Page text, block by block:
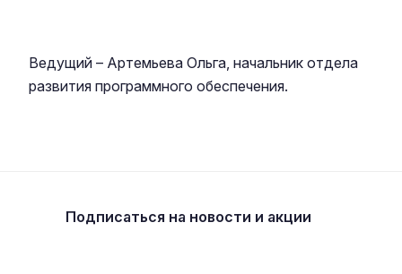
Ведущий – Артемьева Ольга, начальник отдела
развития программного обеспечения.
Подписаться на новости и акции